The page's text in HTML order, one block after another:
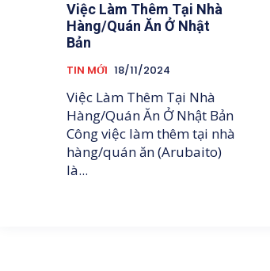
Việc Làm Thêm Tại Nhà
Hàng/Quán Ăn Ở Nhật
Bản
TIN MỚI 18/11/2024
Việc Làm Thêm Tại Nhà
Hàng/Quán Ăn Ở Nhật Bản
Công việc làm thêm tại nhà
hàng/quán ăn (Arubaito)
là...